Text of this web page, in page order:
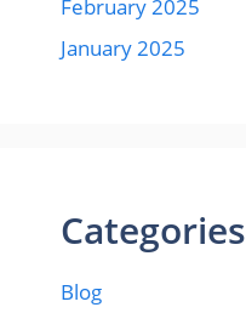
February 2025
January 2025
Categories
Blog